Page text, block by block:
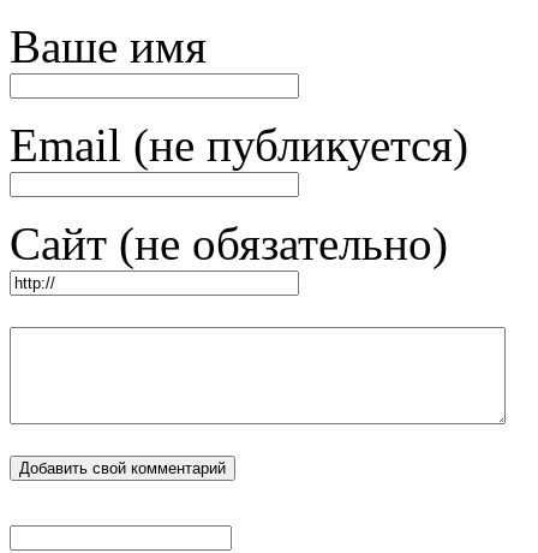
Ваше имя
Email (не публикуется)
Сайт (не обязательно)